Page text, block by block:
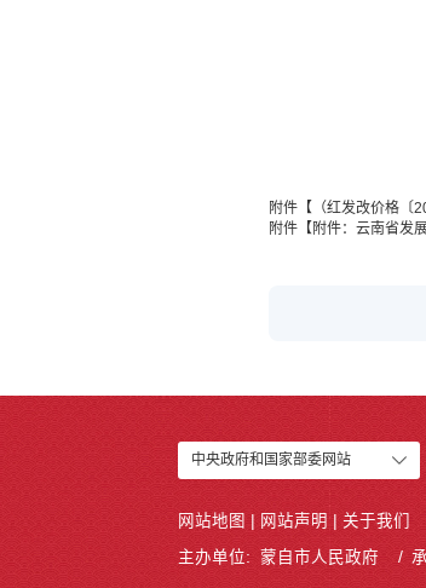
附件【 （红发改价格〔
附件【附件：云南省发
中央政府和国家部委网站
网站地图 | 网站声明 | 关于我们
主办单位: 蒙自市人民政府